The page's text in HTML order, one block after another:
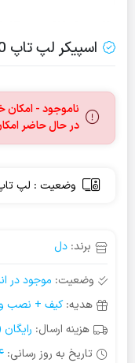
اسپیکر لپ تاپ Dell Latitude E6520
ناموجود -
در حال حاضر
وضعیت : لپ تاپ
برند: دل
وضعیت: موجود در
هدیه:کیف + نصب
هزینه ارسال:
تاریخ به روز رسانی: 4